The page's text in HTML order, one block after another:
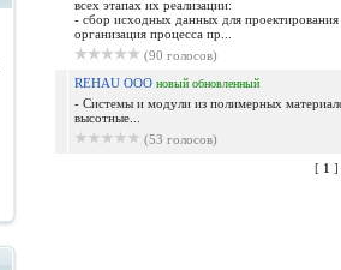
всех этапах их реализации:
- сбор исходных данных для проектирования
организация процесса пр...
(90 голосов)
REHAU ООО новый обновленный
- Системы и модули из полимерных
высотные...
(53 голосов)
[ 1 ]